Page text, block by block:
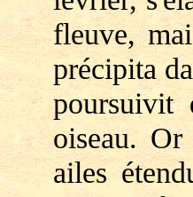
fleuve,
précipita
poursuivit
oiseau.
ailes